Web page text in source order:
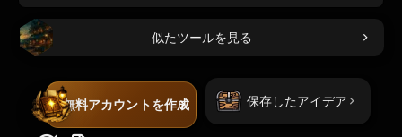
似たツールを見る
無料アカウントを作成 保存したアイデア